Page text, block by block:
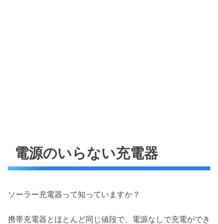
電源のいらない充電器
ソーラー充電器って知っていますか？
携帯充電器とほとんど同じ値段で、電源なしで充電ができ